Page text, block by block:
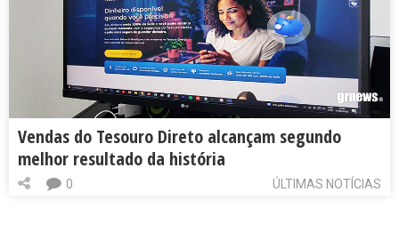
Vendas do Tesouro Direto alcançam segundo
melhor resultado da história
ÚLTIMAS NOTÍCIAS
0